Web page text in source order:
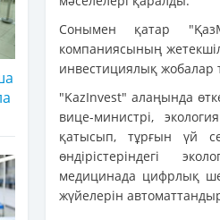
Сонымен қатар
компаниясының
инвестициялық жобалар
"KazInvest" алаңында
вице-министрі,
қатысып, тұрғын үй
өндірістеріндегі
медицинада цифрлық
жүйелерін